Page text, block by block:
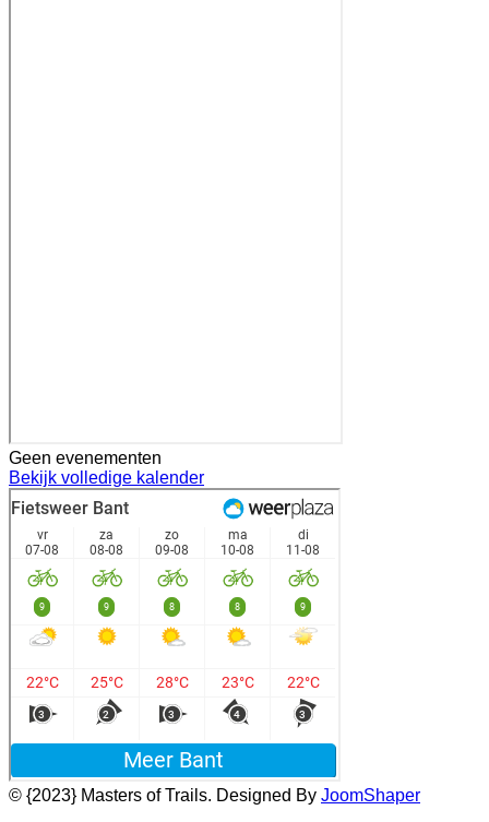
Geen evenementen
Bekijk volledige kalender
© {2023} Masters of Trails. Designed By JoomShaper